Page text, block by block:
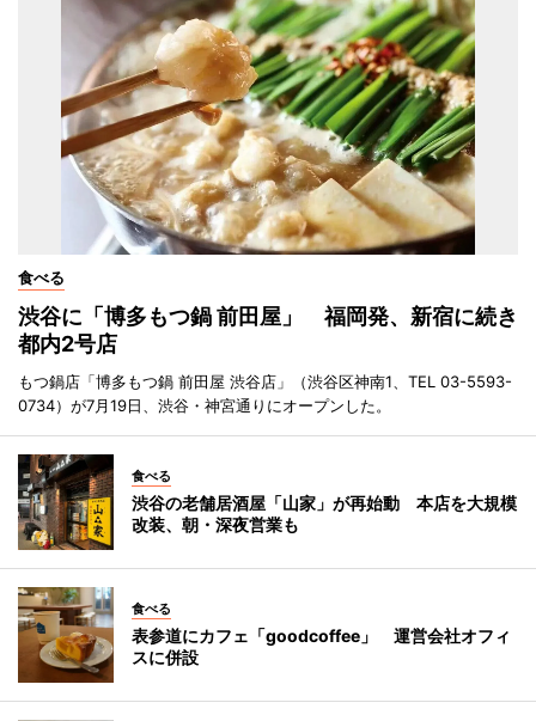
食べる
渋谷に「博多もつ鍋 前田屋」 福岡発、新宿に続き
都内2号店
もつ鍋店「博多もつ鍋 前田屋 渋谷店」（渋谷区神南1、TEL 03-5593-
0734）が7月19日、渋谷・神宮通りにオープンした。
食べる
渋谷の老舗居酒屋「山家」が再始動 本店を大規模
改装、朝・深夜営業も
食べる
表参道にカフェ「goodcoffee」 運営会社オフィ
スに併設